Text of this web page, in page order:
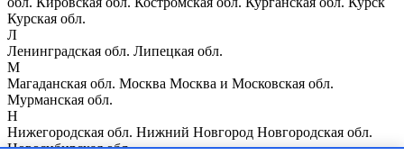
Курская обл.
Л
Ленинградская обл. Липецкая обл.
М
Магаданская обл. Москва Москва и Московская обл.
Мурманская обл.
Н
Нижегородская обл. Нижний Новгород Новгородская обл.
Новосибирская обл.